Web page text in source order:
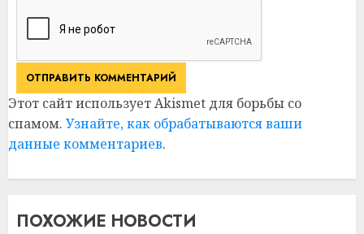
Этот сайт использует Akismet для борьбы со
спамом. Узнайте, как обрабатываются ваши
данные комментариев.
ПОХОЖИЕ НОВОСТИ